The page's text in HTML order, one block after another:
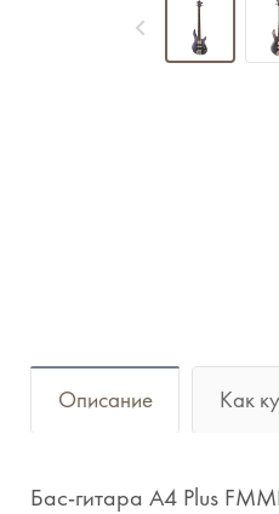
Описание Как
Бас-гитара A4 Plus